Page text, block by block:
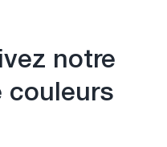
notre
couleurs